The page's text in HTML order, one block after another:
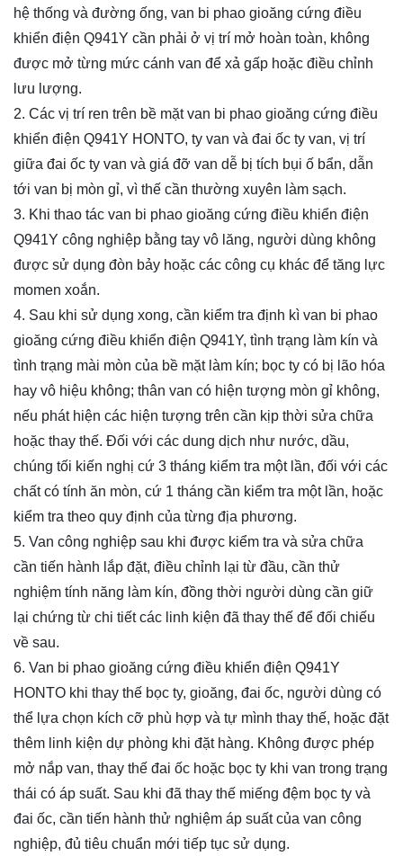
hệ thống và đường ống, van bi phao gioăng cứng điều
khiển điện Q941Y cần phải ở vị trí mở hoàn toàn, không
được mở từng mức cánh van để xả gấp hoặc điều chỉnh
lưu lượng.
2. Các vị trí ren trên bề mặt van bi phao gioăng cứng điều
khiển điện Q941Y HONTO, ty van và đai ốc ty van, vị trí
giữa đai ốc ty van và giá đỡ van dễ bị tích bụi ố bẩn, dẫn
tới van bị mòn gỉ, vì thế cần thường xuyên làm sạch.
3. Khi thao tác van bi phao gioăng cứng điều khiển điện
Q941Y công nghiệp bằng tay vô lăng, người dùng không
được sử dụng đòn bảy hoặc các công cụ khác để tăng lực
momen xoắn.
4. Sau khi sử dụng xong, cần kiểm tra định kì van bi phao
gioăng cứng điều khiển điện Q941Y, tình trạng làm kín và
tình trạng mài mòn của bề mặt làm kín; bọc ty có bị lão hóa
hay vô hiệu không; thân van có hiện tượng mòn gỉ không,
nếu phát hiện các hiện tượng trên cần kịp thời sửa chữa
hoặc thay thế. Đối với các dung dịch như nước, dầu,
chúng tối kiến nghị cứ 3 tháng kiểm tra một lần, đối với các
chất có tính ăn mòn, cứ 1 tháng cần kiểm tra một lần, hoặc
kiểm tra theo quy định của từng địa phương.
5. Van công nghiệp sau khi được kiểm tra và sửa chữa
cần tiến hành lắp đặt, điều chỉnh lại từ đầu, cần thử
nghiệm tính năng làm kín, đồng thời người dùng cần giữ
lại chứng từ chi tiết các linh kiện đã thay thế để đối chiếu
về sau.
6. Van bi phao gioăng cứng điều khiển điện Q941Y
HONTO khi thay thế bọc ty, gioăng, đai ốc, người dùng có
thể lựa chọn kích cỡ phù hợp và tự mình thay thế, hoặc đặt
thêm linh kiện dự phòng khi đặt hàng. Không được phép
mở nắp van, thay thế đai ốc hoặc bọc ty khi van trong trạng
thái có áp suất. Sau khi đã thay thế miếng đệm bọc ty và
đai ốc, cần tiến hành thử nghiệm áp suất của van công
nghiệp, đủ tiêu chuẩn mới tiếp tục sử dụng.